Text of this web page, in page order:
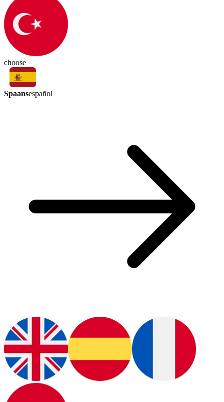
choose
Spaansespañol